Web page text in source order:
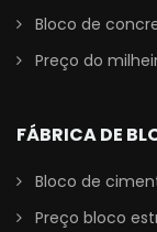
Bloco de
Preço do
FÁBRICA DE
Bloco de
Preço bloco